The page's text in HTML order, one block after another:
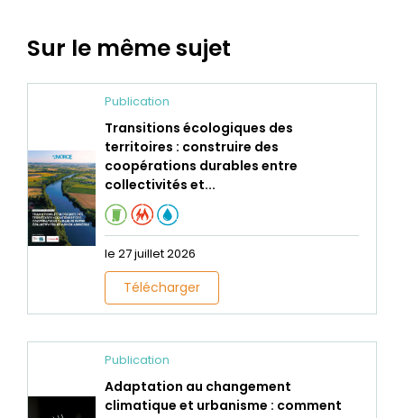
Sur le même sujet
Publication
Transitions écologiques des
territoires : construire des
coopérations durables entre
collectivités et...
le 27 juillet 2026
Télécharger
Publication
Adaptation au changement
climatique et urbanisme : comment